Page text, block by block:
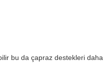
bu da çapraz destekleri